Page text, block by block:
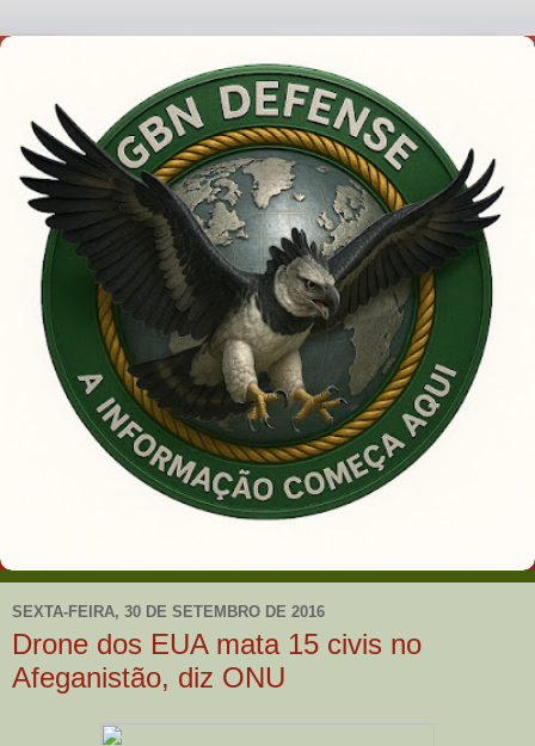
SEXTA-FEIRA, 30 DE SETEMBRO DE 2016
Drone dos EUA mata 15 civis no
Afeganistão, diz ONU